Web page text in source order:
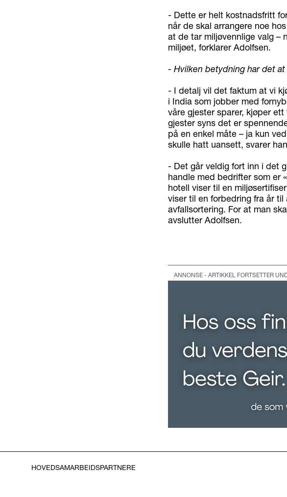
- Dette er helt kostnadsfritt
når de skal arrangere noe
at de tar miljøvennlige valg –
miljøet, forklarer Adolfsen.
- Hvilken betydning har det
- I detalj vil det faktum at vi
i India som jobber med
våre gjester sparer, kjøper
gjester syns det er
på en enkel måte – ja kun
skulle hatt uansett, svarer
- Det går veldig fort inn i det
handle med bedrifter som er
hotell viser til en
viser til en forbedring fra år
avfallsortering. For at man
avslutter Adolfsen.
ANNONSE - ARTIKKEL FORTSETTER
HOVEDSAMARBEIDSPARTNERE